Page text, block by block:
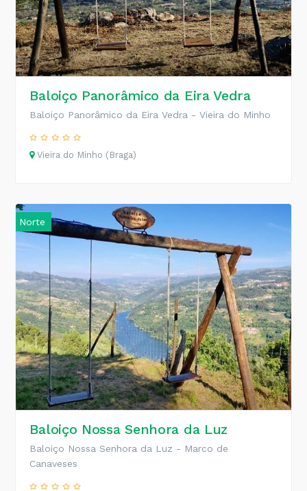
Baloiço Panorâmico da Eira Vedra
Baloiço Panorâmico da Eira Vedra - Vieira do Minho
Vieira do Minho (Braga)
Norte
Baloiço Nossa Senhora da Luz
Baloiço Nossa Senhora da Luz - Marco de
Canaveses